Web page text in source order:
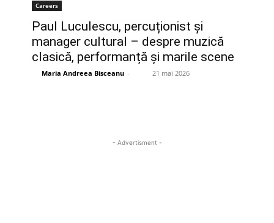
Careers
Paul Luculescu, percuționist și
manager cultural – despre muzică
clasică, performanță și marile scene
Maria Andreea Bisceanu - 21 mai 2026
- Advertisment -